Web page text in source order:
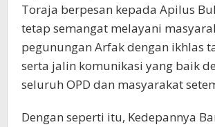
Toraja berpesan kepada Apilus
tetap semangat melayani
pegunungan Arfak dengan ikhlas
serta jalin komunikasi yang baik
seluruh OPD dan masyarakat
Dengan seperti itu, Kedepannya